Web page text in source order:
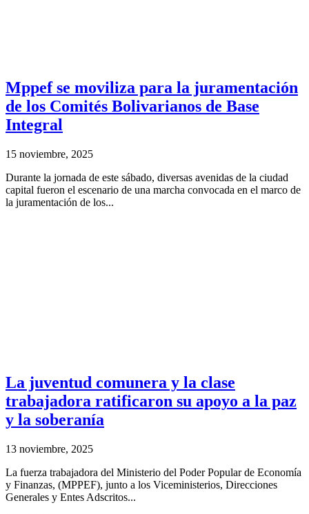
Mppef se moviliza para la juramentación
de los Comités Bolivarianos de Base
Integral
15 noviembre, 2025
Durante la jornada de este sábado, diversas avenidas de la ciudad
capital fueron el escenario de una marcha convocada en el marco de
la juramentación de los...
La juventud comunera y la clase
trabajadora ratificaron su apoyo a la paz
y la soberanía
13 noviembre, 2025
La fuerza trabajadora del Ministerio del Poder Popular de Economía
y Finanzas, (MPPEF), junto a los Viceministerios, Direcciones
Generales y Entes Adscritos...